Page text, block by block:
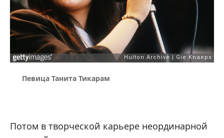
Певица Танита Тикарам
Потом в творческой карьере неординарной